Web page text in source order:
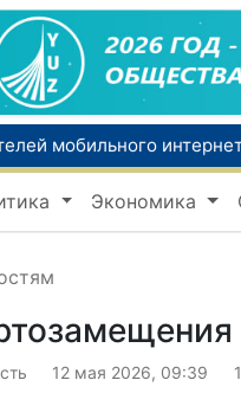
Экономика
12 мая 2026, 09:39